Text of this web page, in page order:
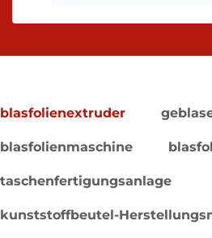
blasfolienextruder
blasfolienmaschine
taschenfertigungsanlage
kunststoffbeutel-